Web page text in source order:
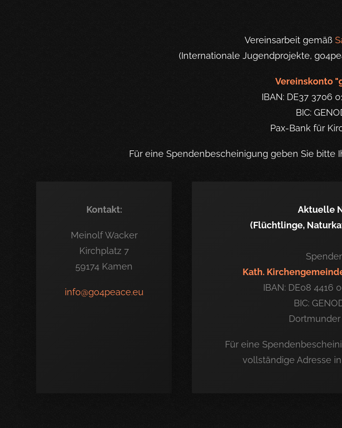
Vereinsarbeit gemäß
(Internationale Jugendprojekte,
Vereinskonto
IBAN: DE37 3706
BIC:
Pax-Bank für
Für eine Spendenbescheinigung geben Sie bitte
Kontakt:
Meinolf Wacker
Kirchplatz 7
59174 Kamen
info@go4peace.eu
Aktuelle
(Flüchtlinge,
Kath.
IBAN: DE08 4416
BIC:
Für eine
vollständige Adresse